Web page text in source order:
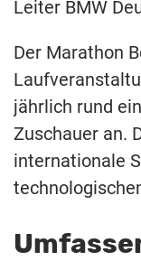
Leiter BMW
Der Marathon
jährlich rund
Zuschauer an.
internationale